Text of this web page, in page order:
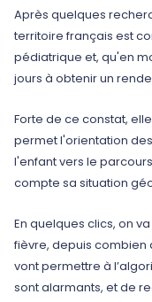
Après quelques
territoire français est
pédiatrique et, qu'en
jours à obtenir un
Forte de ce constat,
permet l'orientation
l'enfant vers le
compte sa situation
En quelques clics, on
fièvre, depuis combien
vont permettre à
sont alarmants, et de